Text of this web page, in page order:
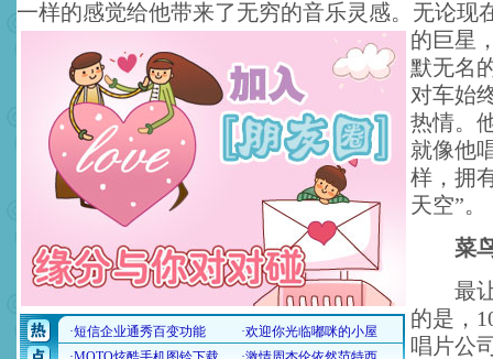
一样的感觉给他带来了无穷的音乐灵感。 无论现
的巨星
默无名
对车始
热情。
就像他
样，拥
天空”。
菜鸟
最让
的是，
唱片公